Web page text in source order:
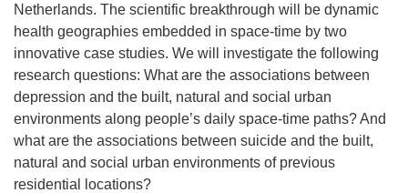
Netherlands. The scientific breakthrough will be dynamic
health geographies embedded in space-time by two
innovative case studies. We will investigate the following
research questions: What are the associations between
depression and the built, natural and social urban
environments along people’s daily space-time paths? And
what are the associations between suicide and the built,
natural and social urban environments of previous
residential locations?